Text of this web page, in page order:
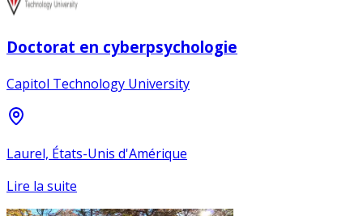
Doctorat en cyberpsychologie
Capitol Technology University
Laurel, États-Unis d'Amérique
Lire la suite